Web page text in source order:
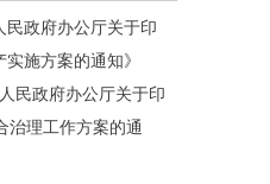
民政府办公厅关于印
施方案的通知》
民政府办公厅关于印
治理工作方案的通